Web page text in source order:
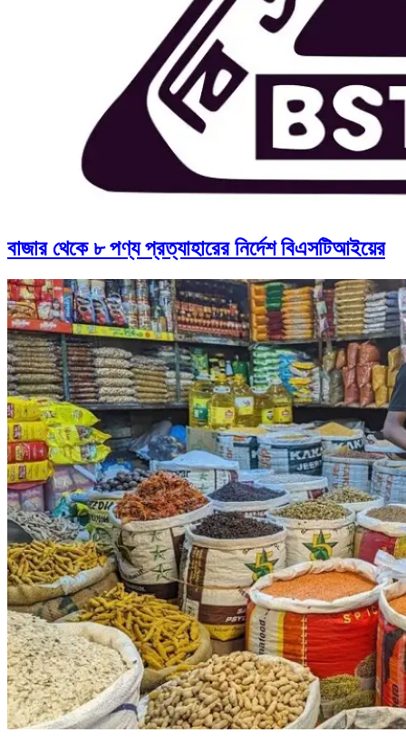
বাজার থেকে ৮ পণ্য প্রত্যাহারের নির্দেশ বিএসটিআইয়ের